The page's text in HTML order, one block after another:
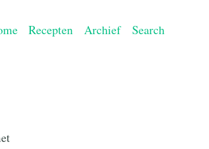
Recepten Archief Search